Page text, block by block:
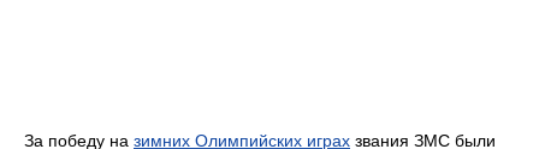
За победу на зимних Олимпийских играх звания ЗМС были